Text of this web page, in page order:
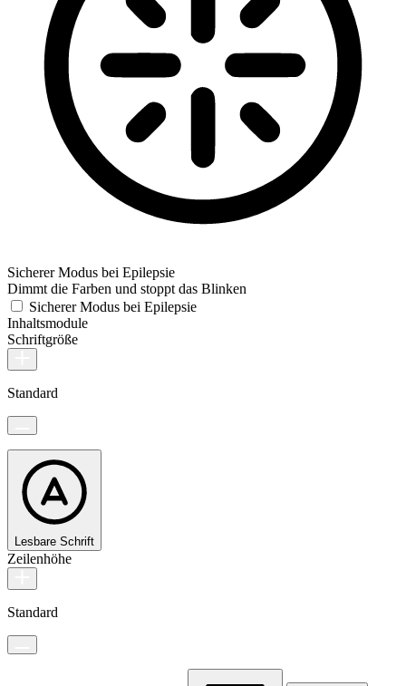
Sicherer Modus bei Epilepsie
Dimmt die Farben und stoppt das Blinken
Sicherer Modus bei Epilepsie
Inhaltsmodule
Schriftgröße
Standard
Lesbare Schrift
Zeilenhöhe
Standard